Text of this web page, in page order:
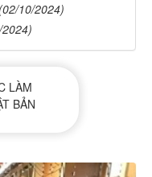
(02/10/2024)
LÀM
BẢN